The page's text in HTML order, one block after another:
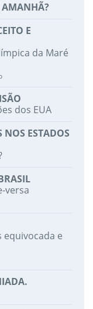
AMANHÃ?
E
da Maré
dos EUA
NOS ESTADOS
versa
e